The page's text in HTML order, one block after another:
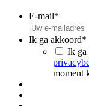
E-mail*
Ik ga akkoord*
Ik ga
moment